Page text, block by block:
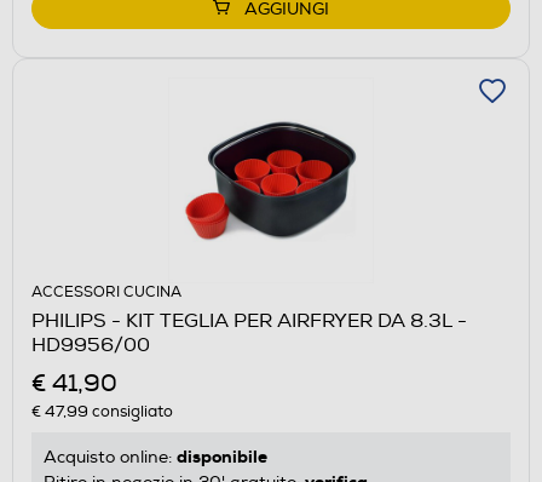
AGGIUNGI
ACCESSORI CUCINA
PHILIPS - KIT TEGLIA PER AIRFRYER DA 8.3L -
HD9956/00
€ 41,90
€ 47,99 consigliato
Acquisto online: disponibile